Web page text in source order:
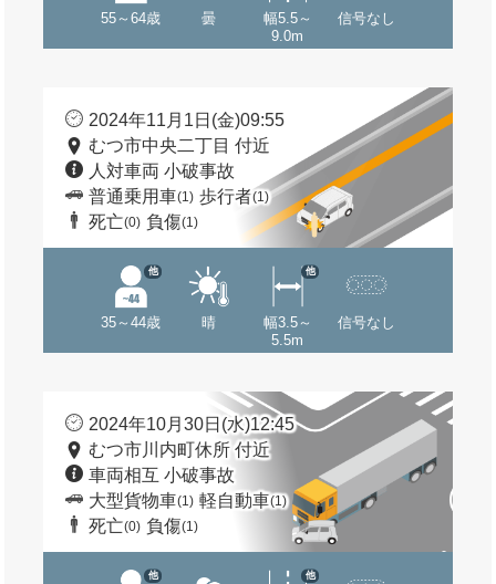
55～64歳 曇
幅5.5～
9.0m
信号なし
2024年11月1日(金)09:55
むつ市中央二丁目 付近
人対車両 小破事故
普通乗用車(1) 歩行者(1)
死亡(0) 負傷(1)
35～44歳
他
晴
幅3.5～
5.5m
他
信号なし
2024年10月30日(水)12:45
むつ市川内町休所 付近
車両相互 小破事故
大型貨物車(1) 軽自動車(1)
死亡(0) 負傷(1)
他 他